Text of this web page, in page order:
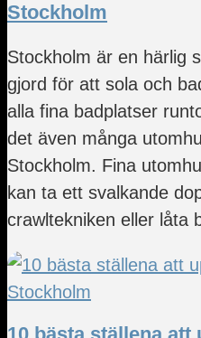
Stockholm
Stockholm är en härlig
gjord för att sola och
alla fina badplatser
det även många
Stockholm. Fina
kan ta ett svalkande
crawltekniken eller låta